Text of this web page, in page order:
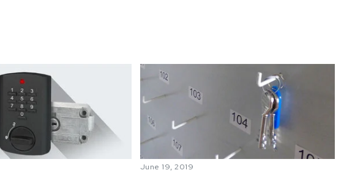
June 19, 2019